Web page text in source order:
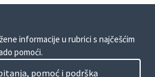
informacije u rubrici s najčešćim
pomoći.
pomoć i podrška